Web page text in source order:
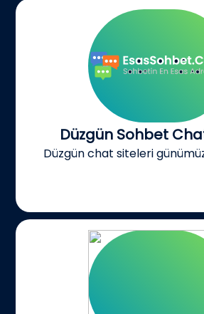
Düzgün Sohbet
Düzgün chat siteleri